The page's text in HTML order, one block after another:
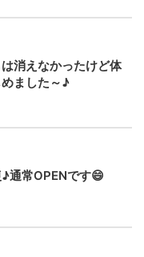
消えなかったけど体
ました～♪
通常OPENです😄